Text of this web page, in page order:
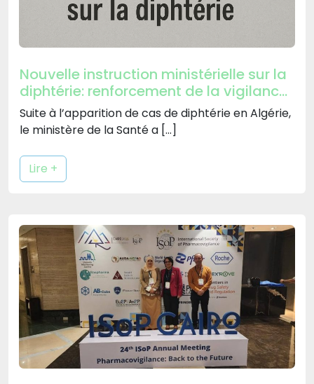
Nouvelle instruction ministérielle sur la
diphtérie: renforcement de la vigilance
et de la vaccination
Suite à l’apparition de cas de diphtérie en Algérie,
le ministère de la Santé a […]
Lire +